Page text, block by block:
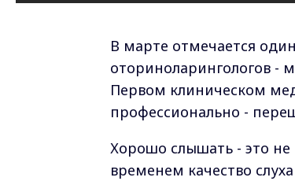
В марте отмечается
оториноларингологов -
Первом клиническом
профессионально -
Хорошо слышать - это не
временем качество